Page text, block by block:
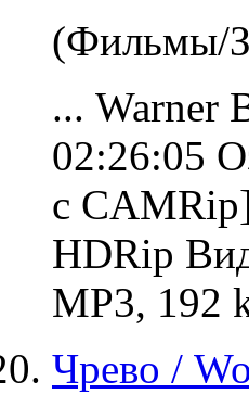
(Фильмы/
... Warner
02:26:05
с
HDRip
MP3, 192
Чрево /